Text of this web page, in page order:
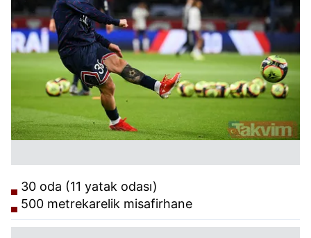
30 oda (11 yatak odası)
500 metrekarelik misafirhane